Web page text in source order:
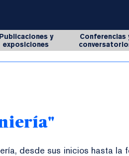
Publicaciones y
exposiciones
Conferencias
desde sus inicios hasta la